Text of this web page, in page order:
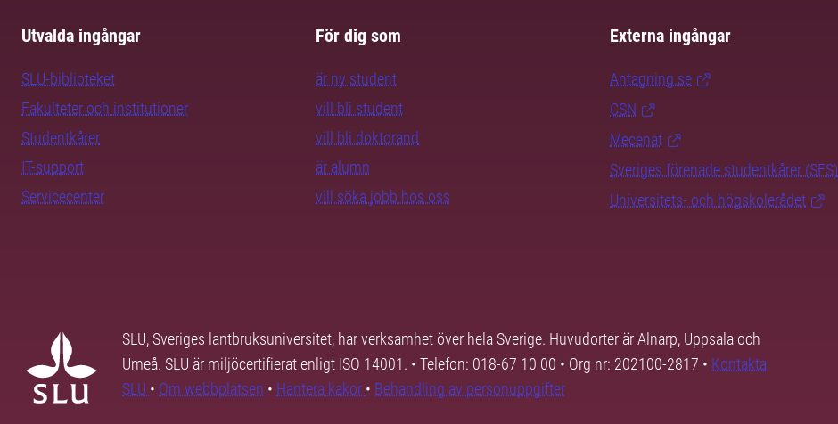
Utvalda ingångar
SLU-biblioteket
Fakulteter och institutioner
Studentkårer
IT-support
Servicecenter
För dig som
är ny student
vill bli student
vill bli doktorand
är alumn
vill söka jobb hos oss
Externa ingångar
Antagning.se
CSN
Mecenat
Sveriges förenade studentkårer (SFS)
Universitets- och högskolerådet
SLU, Sveriges lantbruksuniversitet, har verksamhet över hela Sverige. Huvudorter är Alnarp, Uppsala och
Umeå. SLU är miljöcertifierat enligt ISO 14001. • Telefon: 018-67 10 00 • Org nr: 202100-2817 • Kontakta
SLU • Om webbplatsen • Hantera kakor • Behandling av personuppgifter